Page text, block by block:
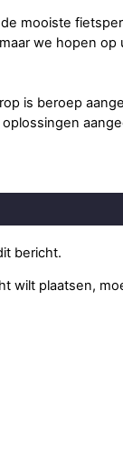
mooiste
we hopen op
is beroep
bericht.
wilt plaatsen,